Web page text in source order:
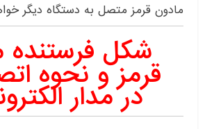
مادون قرمز متصل به دستگاه دیگر
شکل فرستنده
قرمزو نحوه
درمدار